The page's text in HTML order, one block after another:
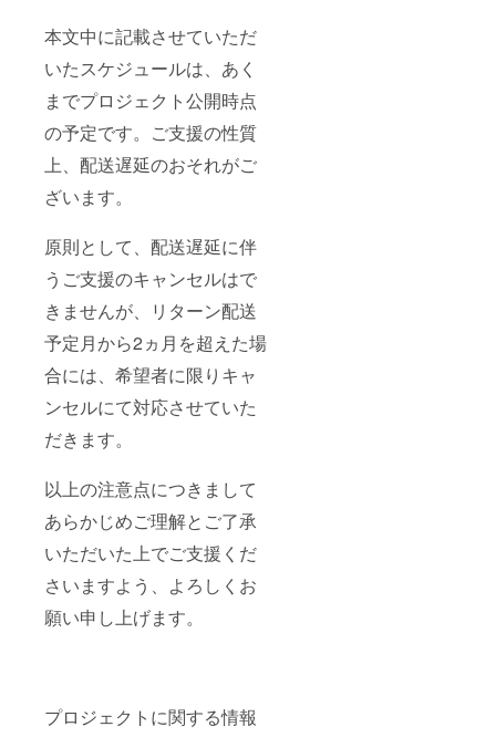
本文中に記載させていただ
いたスケジュールは、あく
までプロジェクト公開時点
の予定です。ご支援の性質
上、配送遅延のおそれがご
ざいます。
原則として、配送遅延に伴
うご支援のキャンセルはで
きませんが、リターン配送
予定月から2ヵ月を超えた場
合には、希望者に限りキャ
ンセルにて対応させていた
だきます。
以上の注意点につきまして
あらかじめご理解とご了承
いただいた上でご支援くだ
さいますよう、よろしくお
願い申し上げます。
プロジェクトに関する情報